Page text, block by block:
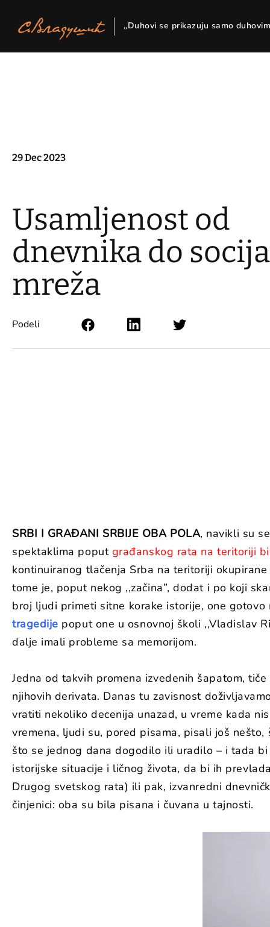
,,Duhovi se prikazuju samo
29 Dec 2023
Usamljenost od
dnevnika do
mreža
Podeli
SRBI I GRAĐANI SRBIJE OBA POLA, navikli su
spektaklima poput građanskog rata na teritoriji
kontinuiranog tlačenja Srba na teritoriji
tome je, poput nekog ,,začina”, dodat i po koji
broj ljudi primeti sitne korake istorije, one gotovo
tragedije poput one u osnovnoj školi ,,Vladislav
dalje imali probleme sa memorijom.
Jedna od takvih promena izvedenih šapatom,
njihovih derivata. Danas tu zavisnost
vratiti nekoliko decenija unazad, u vreme kada
vremena, ljudi su, pored pisama, pisali još
što se jednog dana dogodilo ili uradilo – i tada
istorijske situacije i ličnog života, da bi ih
Drugog svetskog rata) ili pak, izvanredni
činjenici: oba su bila pisana i čuvana u tajnosti.